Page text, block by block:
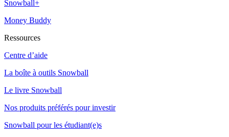
Snowball+
Money Buddy
Ressources
Centre d’aide
La boîte à outils Snowball
Le livre Snowball
Nos produits préférés pour investir
Snowball pour les étudiant(e)s